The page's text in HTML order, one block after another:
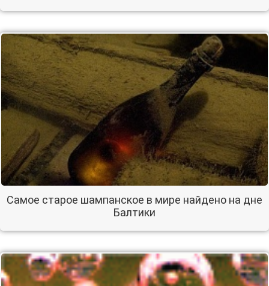
Самое старое шампанское в мире найдено на дне
Балтики